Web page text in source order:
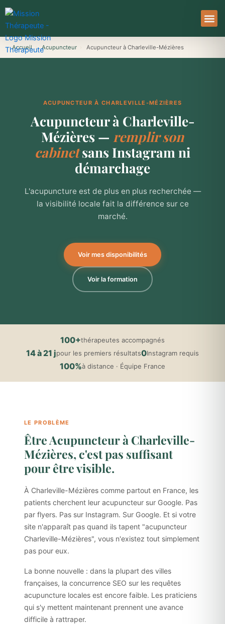
Aller
au
contenu
Accueil › Acupuncteur Acupuncteur à Charleville-Mézières
ACUPUNCTEUR À CHARLEVILLE-MÉZIÈRES
Acupuncteur à Charleville-
Mézières — remplir son
cabinetsans Instagram ni
démarchage
L'acupuncture est de plus en plus recherchée —
la visibilité locale fait la différence sur ce
marché.
Voir mes disponibilités
Voir la formation
100+thérapeutes accompagnés
14 à 21 jpour les premiers résultats0Instagram requis
100%à distance · Équipe France
LE PROBLÈME
Être Acupuncteur à Charleville-
Mézières, c'est pas suffisant
pour être visible.
À Charleville-Mézières comme partout en France, les
patients cherchent leur acupuncteur sur Google. Pas
par flyers. Pas sur Instagram. Sur Google. Et si votre
site n'apparaît pas quand ils tapent "acupuncteur
Charleville-Mézières", vous n'existez tout simplement
pas pour eux.
La bonne nouvelle : dans la plupart des villes
françaises, la concurrence SEO sur les requêtes
acupuncture locales est encore faible. Les praticiens
qui s'y mettent maintenant prennent une avance
difficile à rattraper.